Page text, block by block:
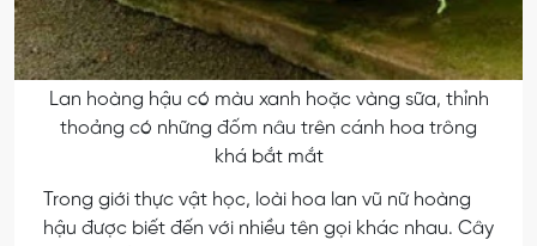
Lan hoàng hậu có màu xanh hoặc vàng sữa, thỉnh
thoảng có những đốm nâu trên cánh hoa trông
khá bắt mắt
Trong giới thực vật học, loài hoa lan vũ nữ hoàng
hậu được biết đến với nhiều tên gọi khác nhau. Cây